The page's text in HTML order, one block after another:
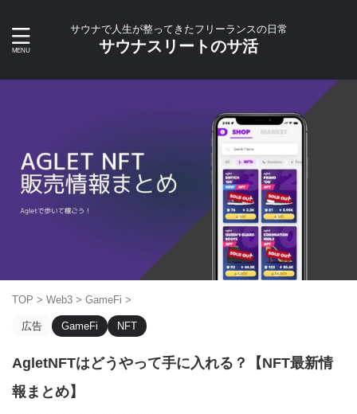
サウナで人生が整ってきたフリーランスの日常
サウナスリートのサ活
TOP > Web3 > GameFi >
広告 GameFi NFT
AgletNFTはどうやって手に入れる？【NFT最新情
報まとめ】